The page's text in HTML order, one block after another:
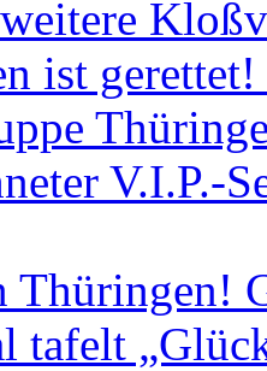
ist
V.I.P.-
tafelt